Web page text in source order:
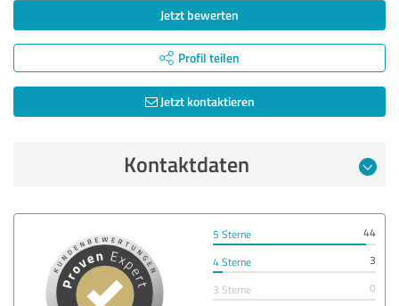
Jetzt bewerten
Profil teilen
Jetzt kontaktieren
Kontaktdaten
5 Sterne
44
4 Sterne
3
3 Sterne
0